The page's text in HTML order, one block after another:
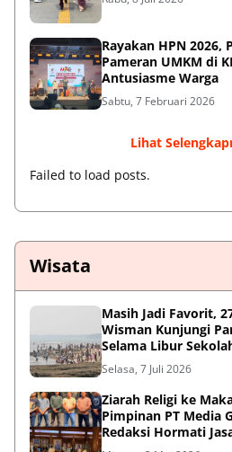
Rayakan HPN 2026,
Pameran UMKM di
Antusiasme Warga
Sabtu, 7 Februari 2026
Lihat
Failed to load posts.
Wisata
Masih Jadi Favorit,
Wisman Kunjungi
Selama Libur
Selasa, 7 Juli 2026
Ziarah Religi ke
Pimpinan PT Media
Redaksi Hormati